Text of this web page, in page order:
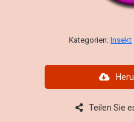
Kategorien:Insekt
Teilen Sie